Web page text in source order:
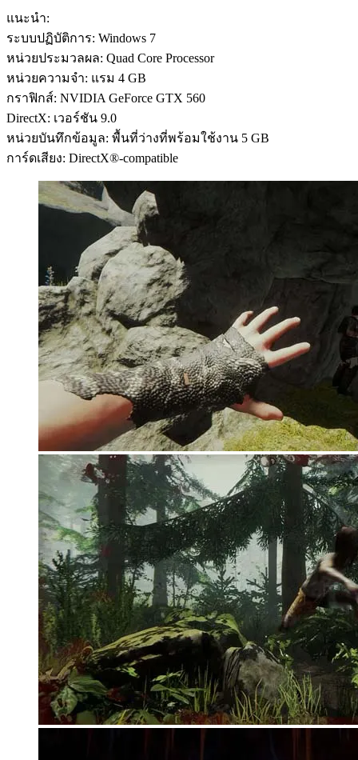
แนะนำ:
ระบบปฏิบัติการ: Windows 7
หน่วยประมวลผล: Quad Core Processor
หน่วยความจำ: แรม 4 GB
กราฟิกส์: NVIDIA GeForce GTX 560
DirectX: เวอร์ชัน 9.0
หน่วยบันทึกข้อมูล: พื้นที่ว่างที่พร้อมใช้งาน 5 GB
การ์ดเสียง: DirectX®-compatible